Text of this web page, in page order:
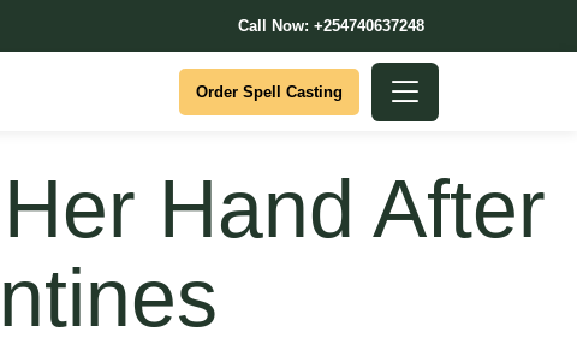
Call Now: +254740637248
Order Spell Casting
Hand After